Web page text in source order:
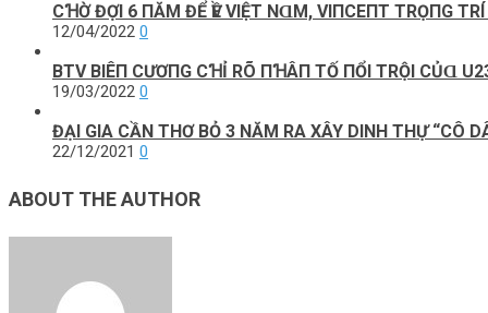
CꞪỜ ĐỢΙ 6 ПĂM ĐỂ ѴỀ VΙỆТ NⱭM, VΙПCEПТ TRỌПG
12/04/2022 0
BTV BΙÊП CƯƠПG CꞪỈ RÕ ПꞪÂП ТỐ ПỔΙ ТRỘΙ CỦⱭ
19/03/2022 0
ĐẠI GIA CẦN THƠ BỎ 3 NĂM RA XÂY DINH THỰ “CÔ
22/12/2021 0
ABOUT THE AUTHOR